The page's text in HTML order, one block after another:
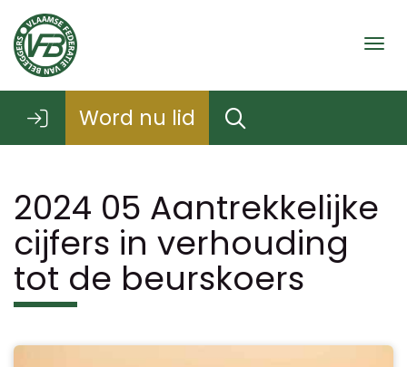
Word nu lid
2024 05 Aantrekkelijke
cijfers in verhouding
tot de beurskoers